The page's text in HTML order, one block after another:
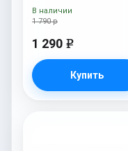
шерсть) Navy
1 790 р
1 290 e
Купить
В наличии